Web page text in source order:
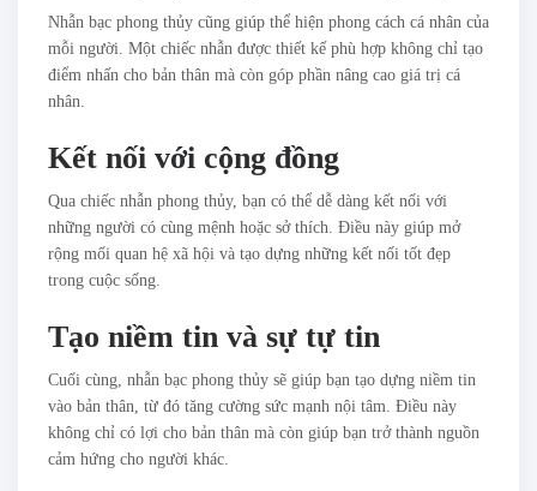
Nhẫn bạc phong thủy cũng giúp thể hiện phong cách cá nhân của
mỗi người. Một chiếc nhẫn được thiết kế phù hợp không chỉ tạo
điểm nhấn cho bản thân mà còn góp phần nâng cao giá trị cá
nhân.
Kết nối với cộng đồng
Qua chiếc nhẫn phong thủy, bạn có thể dễ dàng kết nối với
những người có cùng mệnh hoặc sở thích. Điều này giúp mở
rộng mối quan hệ xã hội và tạo dựng những kết nối tốt đẹp
trong cuộc sống.
Tạo niềm tin và sự tự tin
Cuối cùng, nhẫn bạc phong thủy sẽ giúp bạn tạo dựng niềm tin
vào bản thân, từ đó tăng cường sức mạnh nội tâm. Điều này
không chỉ có lợi cho bản thân mà còn giúp bạn trở thành nguồn
cảm hứng cho người khác.